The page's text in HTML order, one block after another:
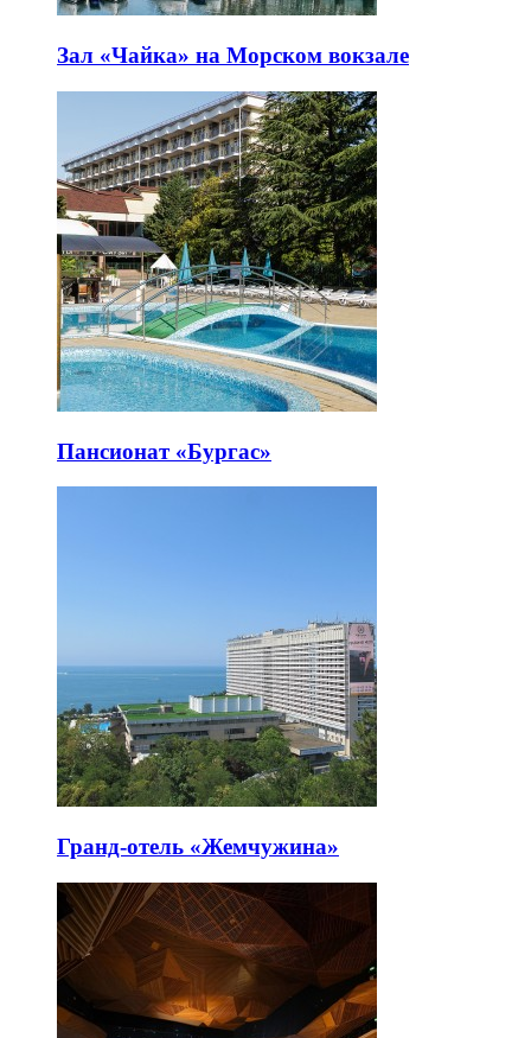
Зал «Чайка» на Морском вокзале
Пансионат «Бургас»
Гранд-отель «Жемчужина»